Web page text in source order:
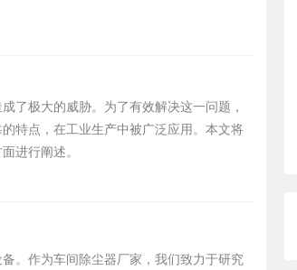
了极大的威胁。为了有效解决这一问题，
特点，在工业生产中被广泛应用。本文将
进行阐述。
。作为车间除尘器厂家，我们致力于研究